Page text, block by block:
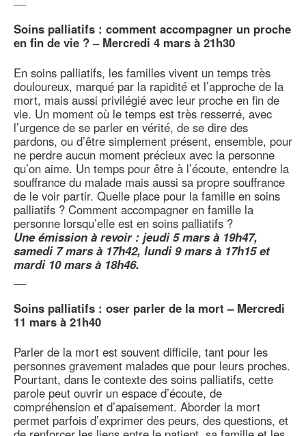
Soins palliatifs : comment accompagner un proche
en fin de vie ? – Mercredi 4 mars à 21h30
En soins palliatifs, les familles vivent un temps très
douloureux, marqué par la rapidité et l’approche de la
mort, mais aussi privilégié avec leur proche en fin de
vie. Un moment où le temps est très resserré, avec
l’urgence de se parler en vérité, de se dire des
pardons, ou d’être simplement présent, ensemble, pour
ne perdre aucun moment précieux avec la personne
qu’on aime. Un temps pour être à l’écoute, entendre la
souffrance du malade mais aussi sa propre souffrance
de le voir partir. Quelle place pour la famille en soins
palliatifs ? Comment accompagner en famille la
personne lorsqu’elle est en soins palliatifs ?
Une émission à revoir : jeudi 5 mars à 19h47,
samedi 7 mars à 17h42, lundi 9 mars à 17h15 et
mardi 10 mars à 18h46.
Soins palliatifs : oser parler de la mort – Mercredi
11 mars à 21h40
Parler de la mort est souvent difficile, tant pour les
personnes gravement malades que pour leurs proches.
Pourtant, dans le contexte des soins palliatifs, cette
parole peut ouvrir un espace d’écoute, de
compréhension et d’apaisement. Aborder la mort
permet parfois d’exprimer des peurs, des questions, et